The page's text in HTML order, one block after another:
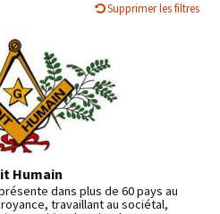
Supprimer les filtres
Humain
dans plus de 60 pays au
travaillant au sociétal,